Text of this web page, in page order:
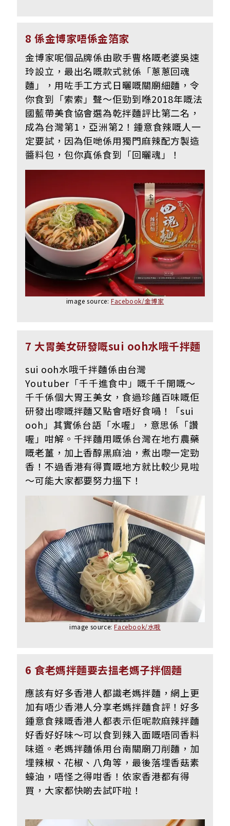
8 係金博家唔係金箔家
金博家呢個品牌係由歌手曹格嘅老婆吳速
玲設立，最出名嘅款式就係「蔥蔥回魂
麵」，用咗手工方式日曬嘅關廟細麵，令
你食到「索索」聲～佢勁到喺2018年嘅法
國藍帶美食協會選為乾拌麵評比第二名，
成為台灣第1，亞洲第2！鍾意食辣嘅人一
定要試，因為佢哋係用獨門麻辣配方製造
醬料包，包你真係食到「回曬魂」！
image source: Facebook/金博家
7 大胃美女研發嘅sui ooh水哦千拌麵
sui ooh水哦千拌麵係由台灣
Youtuber「千千進食中」嘅千千開嘅～
千千係個大胃王美女，食過珍饈百味嘅佢
研發出嚟嘅拌麵又點會唔好食喎！「sui
ooh」其實係台語「水喔」，意思係「讚
喔」咁解。千拌麵用嘅係台灣在地冇農藥
嘅老薑，加上香醇黑麻油，煮出嚟一定勁
香！不過香港有得賣嘅地方就比較少見啦
～可能大家都要努力搵下！
image source: Facebook/水哦
6 食老媽拌麵要去搵老媽子拌個麵
應該有好多香港人都識老媽拌麵，網上更
加有唔少香港人分享老媽拌麵食評！好多
鍾意食辣嘅香港人都表示佢呢款麻辣拌麵
好香好好味～可以食到辣入面嘅唔同香料
味道。老媽拌麵係用台南關廟刀削麵，加
埋辣椒、花椒、八角等，最後落埋香菇素
蠔油，唔怪之得咁香！依家香港都有得
買，大家都快啲去試吓啦！